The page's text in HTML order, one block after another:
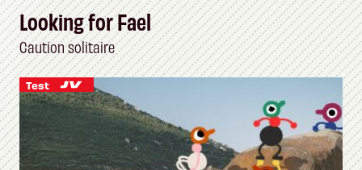
Looking for Fael
Caution solitaire
Test